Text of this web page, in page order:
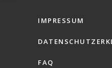
IMPRESSUM
FAQ